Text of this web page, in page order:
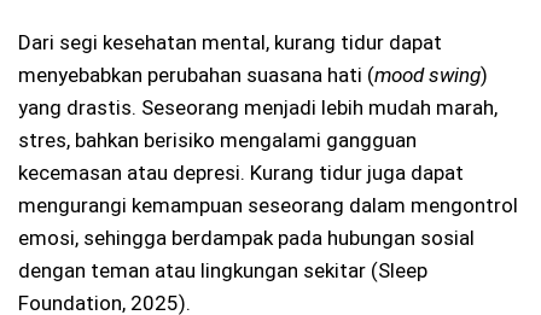
Dari segi kesehatan mental, kurang tidur dapat
menyebabkan perubahan suasana hati (mood swing)
yang drastis. Seseorang menjadi lebih mudah marah,
stres, bahkan berisiko mengalami gangguan
kecemasan atau depresi. Kurang tidur juga dapat
mengurangi kemampuan seseorang dalam mengontrol
emosi, sehingga berdampak pada hubungan sosial
dengan teman atau lingkungan sekitar (Sleep
Foundation, 2025).